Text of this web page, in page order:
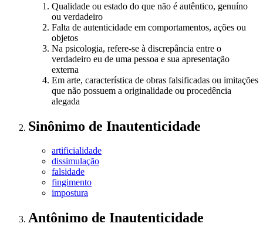
Qualidade ou estado do que não é autêntico, genuíno
ou verdadeiro
Falta de autenticidade em comportamentos, ações ou
objetos
Na psicologia, refere-se à discrepância entre o
verdadeiro eu de uma pessoa e sua apresentação
externa
Em arte, característica de obras falsificadas ou imitações
que não possuem a originalidade ou procedência
alegada
Sinônimo de Inautenticidade
artificialidade
dissimulação
falsidade
fingimento
impostura
Antônimo de Inautenticidade